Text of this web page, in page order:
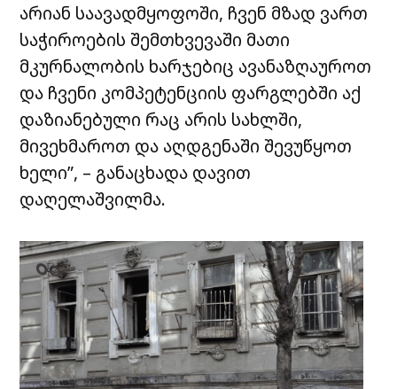
არიან საავადმყოფოში, ჩვენ მზად ვართ
საჭიროების შემთხვევაში მათი
მკურნალობის ხარჯებიც ავანაზღაუროთ
და ჩვენი კომპეტენციის ფარგლებში აქ
დაზიანებული რაც არის სახლში,
მივეხმაროთ და აღდგენაში შევუწყოთ
ხელი”, – განაცხადა დავით
დაღელაშვილმა.